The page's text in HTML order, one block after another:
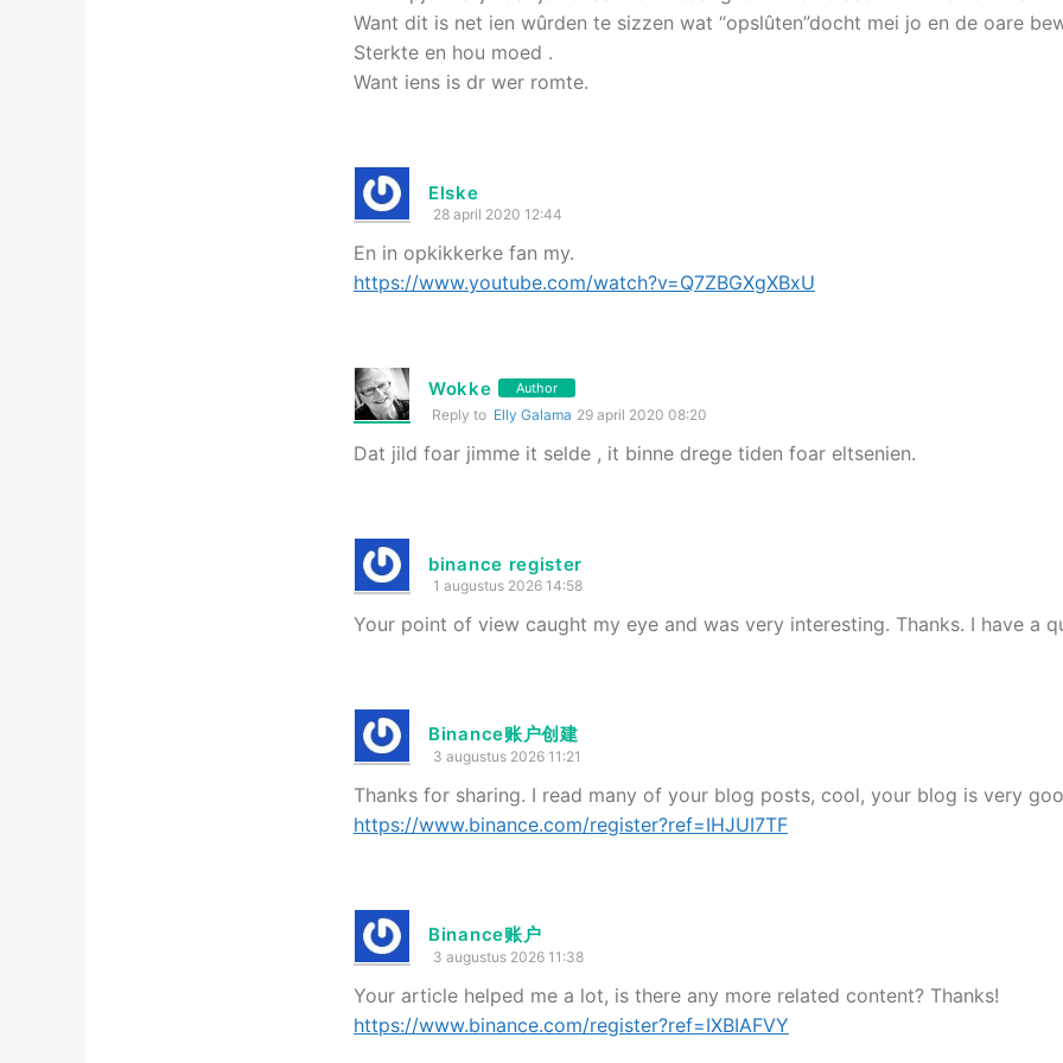
Want dit is net ien wûrden te sizzen wat “opslûten”docht mei jo en de oare
Sterkte en hou moed .
Want iens is dr wer romte.
Elske
28 april 2020 12:44
En in opkikkerke fan my.
https://www.youtube.com/watch?v=Q7ZBGXgXBxU
Wokke Author
Reply to Elly Galama 29 april 2020 08:20
Dat jild foar jimme it selde , it binne drege tiden foar eltsenien.
binance register
1 augustus 2026 14:58
Your point of view caught my eye and was very interesting. Thanks. I have a
Binance账户创建
3 augustus 2026 11:21
Thanks for sharing. I read many of your blog posts, cool, your blog is very
https://www.binance.com/register?ref=IHJUI7TF
Binance账户
3 augustus 2026 11:38
Your article helped me a lot, is there any more related content? Thanks!
https://www.binance.com/register?ref=IXBIAFVY